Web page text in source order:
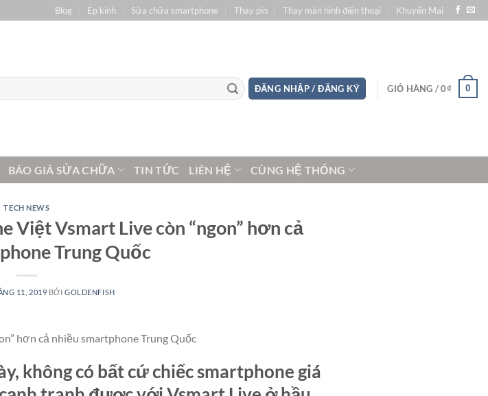
Blog Ép kính Sửa chữa smartphone Thay pin Thay màn hình điện thoại Khuyến Mại
ĐĂNG NHẬP / ĐĂNG KÝ GIỎ HÀNG /0₫ 0
BÁO GIÁ SỬA CHỮA TIN TỨC LIÊN HỆ CÙNG HỆ THỐNG
TECH NEWS
Việt Vsmart Live còn “ngon” hơn cả
Trung Quốc
11, 2019 BỞIGOLDENFISH
hơn cả nhiều smartphone Trung Quốc
không có bất cứ chiếc smartphone giá